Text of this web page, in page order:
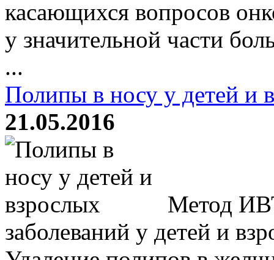
касающихся вопросов
у значительной части
...
Полипы в носу у детей и
21.05.2016
Метод
заболеваний у детей и